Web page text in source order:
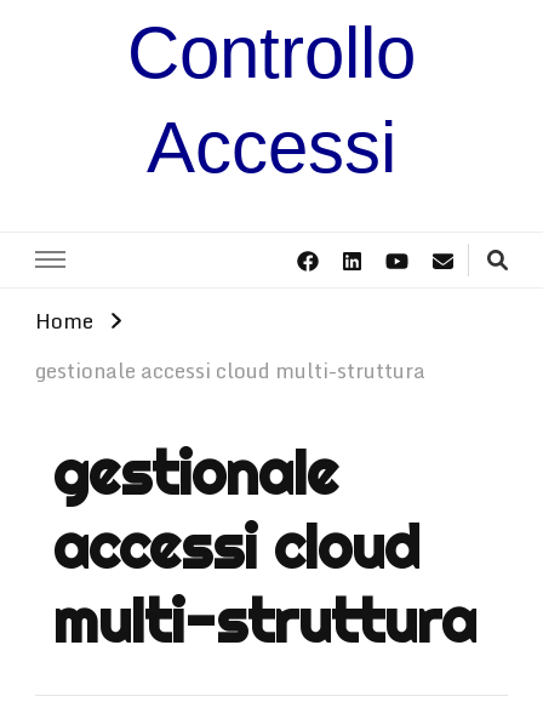
Controllo
Accessi
Home
gestionale accessi cloud multi-struttura
gestionale
accessi cloud
multi-struttura